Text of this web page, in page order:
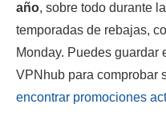
año, sobre todo durante
temporadas de rebajas,
Monday. Puedes guardar
VPNhub para comprobar
encontrar promociones